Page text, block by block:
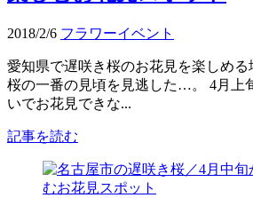
2018/2/6 フラワーイベント
愛知県で遅咲き桜のお花見を楽しめる
桜の一番の見頃を見逃した…。 4月上
いでお花見できな...
記事を読む